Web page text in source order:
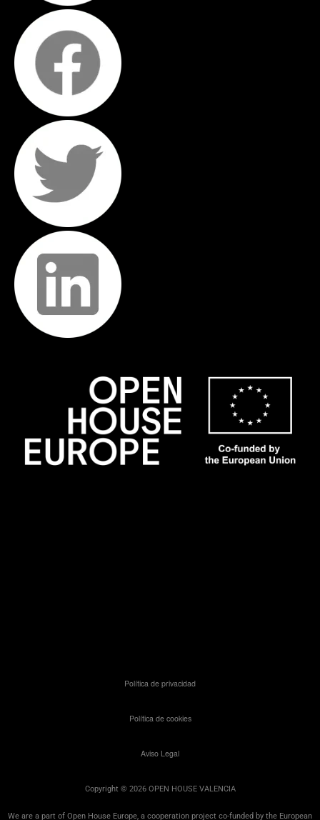
Política de privacidad
Política de cookies
Aviso Legal
Copyright © 2026 OPEN HOUSE VALENCIA
We are a part of Open House Europe, a cooperation project co-funded by the European